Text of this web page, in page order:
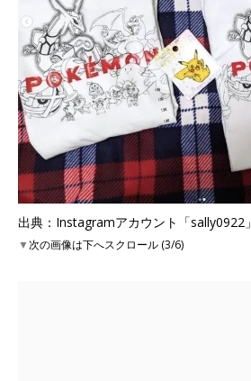
出典：Instagramアカウント「sally0922」
▼次の画像は下へスクロール (3/6)